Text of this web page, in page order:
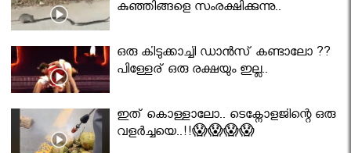
കുഞ്ഞിങ്ങളെ സംരക്ഷിക്കുന്നു..
ഒരു കിടുക്കാച്ചി ഡാൻസ് കണ്ടാലോ ??
പിള്ളേര് ഒരു രക്ഷയും ഇല്ല..
ഇത് കൊള്ളാലോ.. ടെക്നോളജിന്റെ ഒരു
വളർച്ചയെ..!!😱😱😱😱